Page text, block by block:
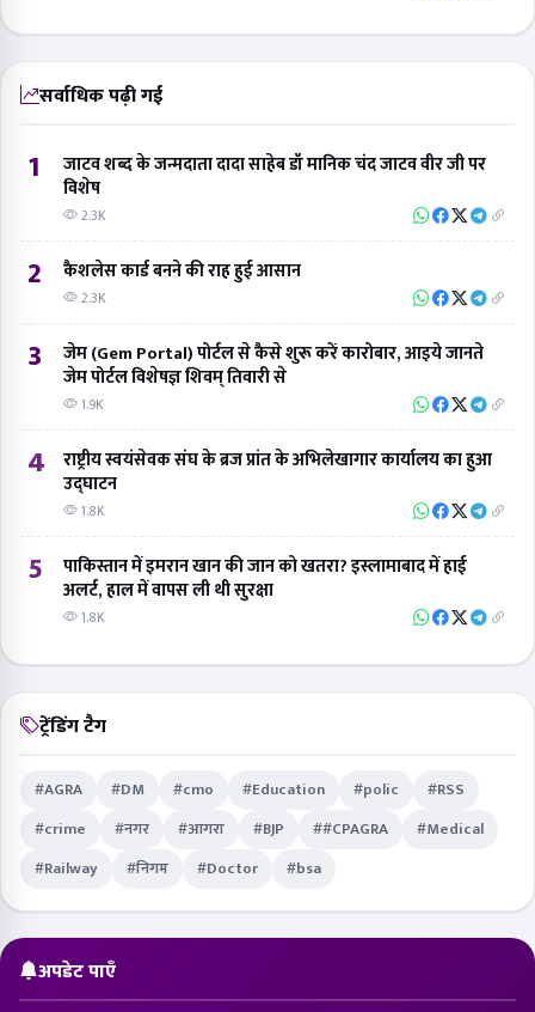
सर्वाधिक पढ़ी गई
1
जाटव शब्द के जन्मदाता दादा साहेब डॉ मानिक चंद जाटव वीर जी पर
विशेष
2.3K
2 कैशलेस कार्ड बनने की राह हुई आसान
2.3K
3
जेम (Gem Portal) पोर्टल से कैसे शुरू करें कारोबार, आइये जानते
जेम पोर्टल विशेषज्ञ शिवम् तिवारी से
1.9K
4
राष्ट्रीय स्वयंसेवक संघ के ब्रज प्रांत के अभिलेखागार कार्यालय का हुआ
उद्घाटन
1.8K
5
पाकिस्तान में इमरान खान की जान को खतरा? इस्लामाबाद में हाई
अलर्ट, हाल में वापस ली थी सुरक्षा
1.8K
ट्रेंडिंग टैग
#AGRA #DM #cmo #Education #polic
#RSS
#crime
#नगर #आगरा #BJP ##CPAGRA
#Medical
#Railway
#निगम #Doctor #bsa
अपडेट पाएँ